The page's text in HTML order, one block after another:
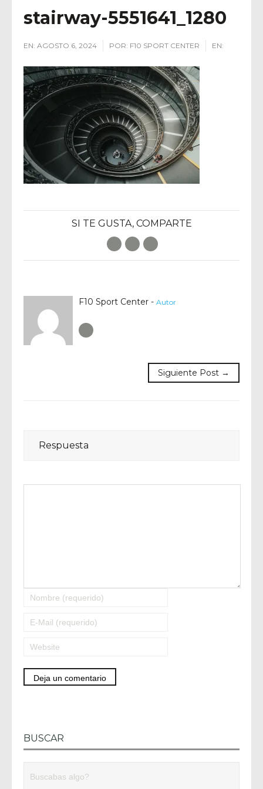
stairway-5551641_1280
EN: AGOSTO 6, 2024 POR: F10 SPORT CENTER EN:
SI TE GUSTA, COMPARTE
Facebook
TwitterE-Mail
F10 Sport Center - Autor
Siguiente Post →
Respuesta
BUSCAR